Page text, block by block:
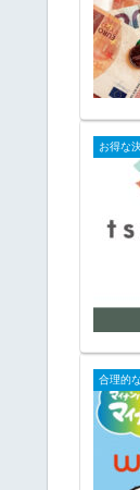
お得な
合理的